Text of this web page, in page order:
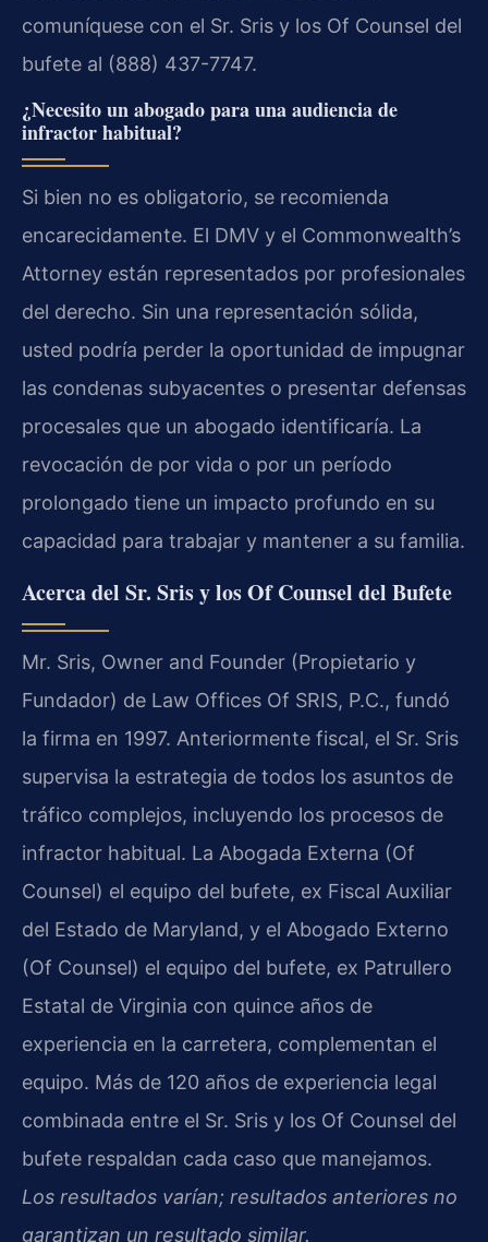
comuníquese con el Sr. Sris y los Of Counsel del
bufete al (888) 437-7747.
¿Necesito un abogado para una audiencia de
infractor habitual?
Si bien no es obligatorio, se recomienda
encarecidamente. El DMV y el Commonwealth’s
Attorney están representados por profesionales
del derecho. Sin una representación sólida,
usted podría perder la oportunidad de impugnar
las condenas subyacentes o presentar defensas
procesales que un abogado identificaría. La
revocación de por vida o por un período
prolongado tiene un impacto profundo en su
capacidad para trabajar y mantener a su familia.
Acerca del Sr. Sris y los Of Counsel del Bufete
Mr. Sris, Owner and Founder (Propietario y
Fundador) de Law Offices Of SRIS, P.C., fundó
la firma en 1997. Anteriormente fiscal, el Sr. Sris
supervisa la estrategia de todos los asuntos de
tráfico complejos, incluyendo los procesos de
infractor habitual. La Abogada Externa (Of
Counsel) el equipo del bufete, ex Fiscal Auxiliar
del Estado de Maryland, y el Abogado Externo
(Of Counsel) el equipo del bufete, ex Patrullero
Estatal de Virginia con quince años de
experiencia en la carretera, complementan el
equipo. Más de 120 años de experiencia legal
combinada entre el Sr. Sris y los Of Counsel del
bufete respaldan cada caso que manejamos.
Los resultados varían; resultados anteriores no
garantizan un resultado similar.